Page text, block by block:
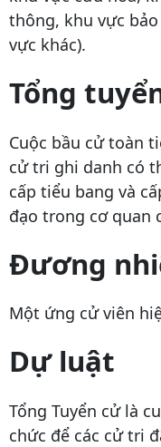
thông, khu vực
vực khác).
Tổng
Cuộc bầu cử toàn
cử tri ghi danh có
cấp tiểu bang và
đạo trong cơ quan
Đương
Một ứng cử viên
Dự luật
Tổng Tuyển cử là
chức để các cử tri